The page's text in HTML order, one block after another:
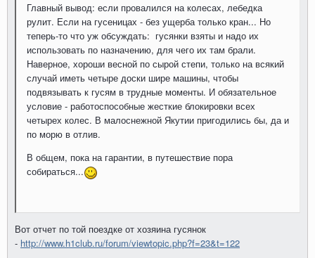
Главный вывод: если провалился на колесах, лебедка
рулит. Если на гусеницах - без ущерба только кран... Но
теперь-то что уж обсуждать: гусянки взяты и надо их
использовать по назначению, для чего их там брали.
Наверное, хороши весной по сырой степи, только на всякий
случай иметь четыре доски шире машины, чтобы
подвязывать к гусям в трудные моменты. И обязательное
условие - работоспособные жесткие блокировки всех
четырех колес. В малоснежной Якутии пригодились бы, да и
по морю в отлив.
В общем, пока на гарантии, в путешествие пора
собираться...
Вот отчет по той поездке от хозяина гусянок
- http://www.h1club.ru/forum/viewtopic.php?f=23&t=122